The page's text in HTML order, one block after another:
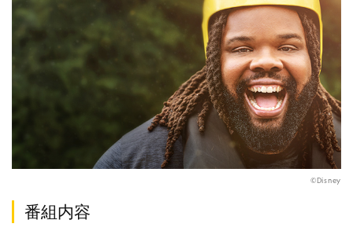
©Disney
番組内容